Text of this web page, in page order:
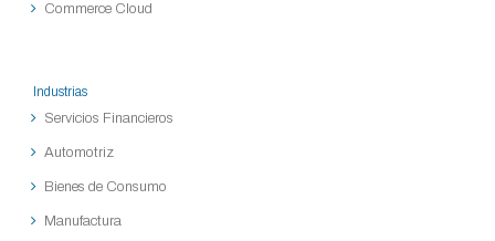
Commerce Cloud
Industrias
Servicios Financieros
Automotriz
Bienes de Consumo
Manufactura